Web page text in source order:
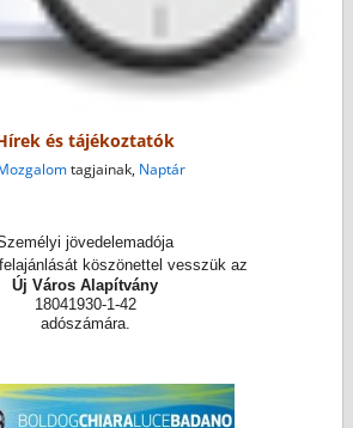
és tájékoztatók
tagjainak, Naptár
jövedelemadója
köszönettel vesszük az
Új Város Alapítvány
18041930-1-42
adószámára.